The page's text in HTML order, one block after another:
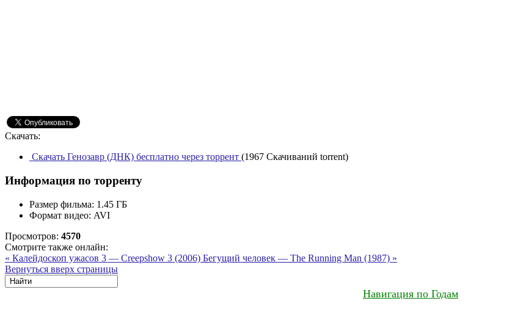
Скачать:
Скачать Генозавр (ДНК) бесплатно через торрент (1967 Скачиваний torrent)
Информация по торренту
Размер фильма: 1.45 ГБ
Формат видео: AVI
Просмотров: 4570
Смотрите также онлайн:
« Калейдоскоп ужасов 3 — Creepshow 3 (2006) Бегущий человек — The Running Man (1987) »
Вернуться вверх страницы
Навигация по Годам